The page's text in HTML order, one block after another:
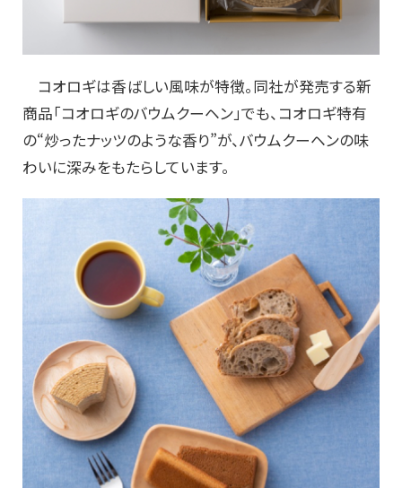
コオロギは香ばしい風味が特徴。同社が発売する新
商品「コオロギのバウムクーヘン」でも、コオロギ特有
の“炒ったナッツのような香り”が、バウムクーヘンの味
わいに深みをもたらしています。